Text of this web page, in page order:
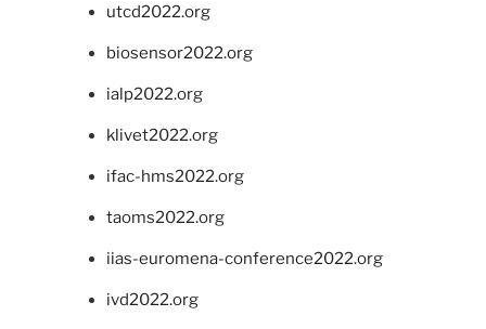
utcd2022.org
biosensor2022.org
ialp2022.org
klivet2022.org
ifac-hms2022.org
taoms2022.org
iias-euromena-conference2022.org
ivd2022.org